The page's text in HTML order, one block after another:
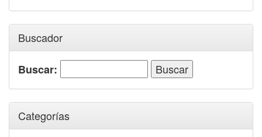
Buscador
Buscar:
Categorías